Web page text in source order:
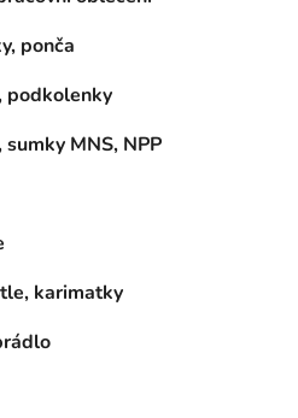
ponča
podkolenky
sumky MNS, NPP
karimatky